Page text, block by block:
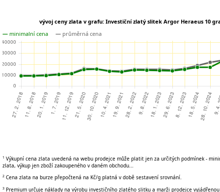
vývoj ceny zlata v grafu: Investiční zlatý slitek Argor Heraeus 10
— minimalní cena — průměrná cena
1 Výkupní cena zlata uvedená na webu prodejce může platit jen za určitých podmínek -
zlata, výkup jen zboží zakoupeného v daném obchodu...
2 Cena zlata na burze přepočtená na Kč/g platná v době sestavení srovnání.
3 Premium určuje náklady na výrobu investičního zlatého slitku a marži prodejce